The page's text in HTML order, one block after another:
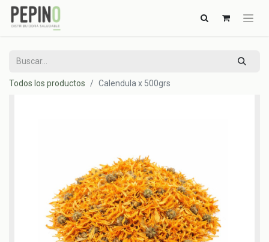
Todos los productos Calendula x 500grs